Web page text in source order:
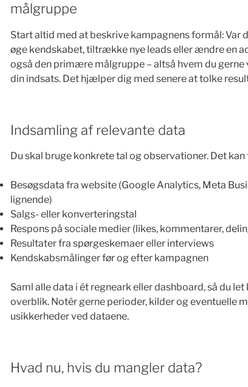
målgruppe
Start altid med at beskrive kampagnens formål: Var
øge kendskabet, tiltrække nye leads eller ændre en
også den primære målgruppe – altså hvem du gerne
din indsats. Det hjælper dig med senere at tolke
Indsamling af relevante data
Du skal bruge konkrete tal og observationer. Det
Besøgsdata fra website (Google Analytics, Meta
lignende)
Salgs- eller konverteringstal
Respons på sociale medier (likes, kommentarer,
Resultater fra spørgeskemaer eller interviews
Kendskabsmålinger før og efter kampagnen
Saml alle data i ét regneark eller dashboard, så du let
overblik. Notér gerne perioder, kilder og eventuelle
usikkerheder ved dataene.
Hvad nu, hvis du mangler data?